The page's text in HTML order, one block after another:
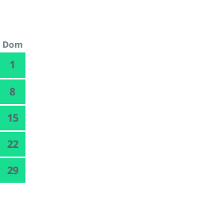
Dom
1
8
15
22
29